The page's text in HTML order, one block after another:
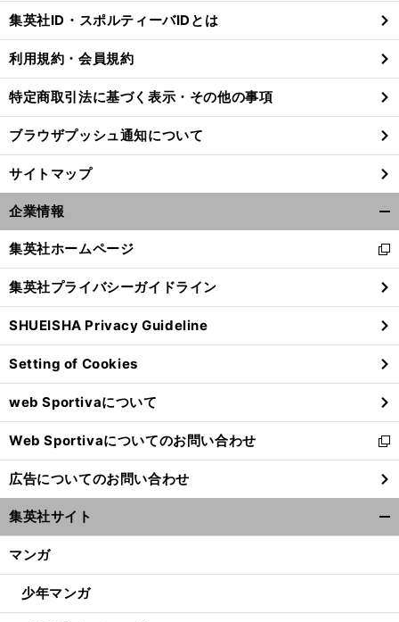
る
集英社ID・スポルティーバIDとは
利用規約・会員規約
特定商取引法に基づく表示・その他の事項
ブラウザプッシュ通知について
サイトマップ
企業情報
閉
る
集英社ホームページ
新
し
い
ウ
ィ
ン
ド
ウ
で
開
く
集英社プライバシーガイドライン
SHUEISHA Privacy Guideline
Setting of Cookies
web Sportivaについて
Web Sportivaについてのお問い合わせ
新
し
い
ウ
ィ
ン
ウ
開
広告についてのお問い合わせ
集英社サイト
マンガ
少年マンガ